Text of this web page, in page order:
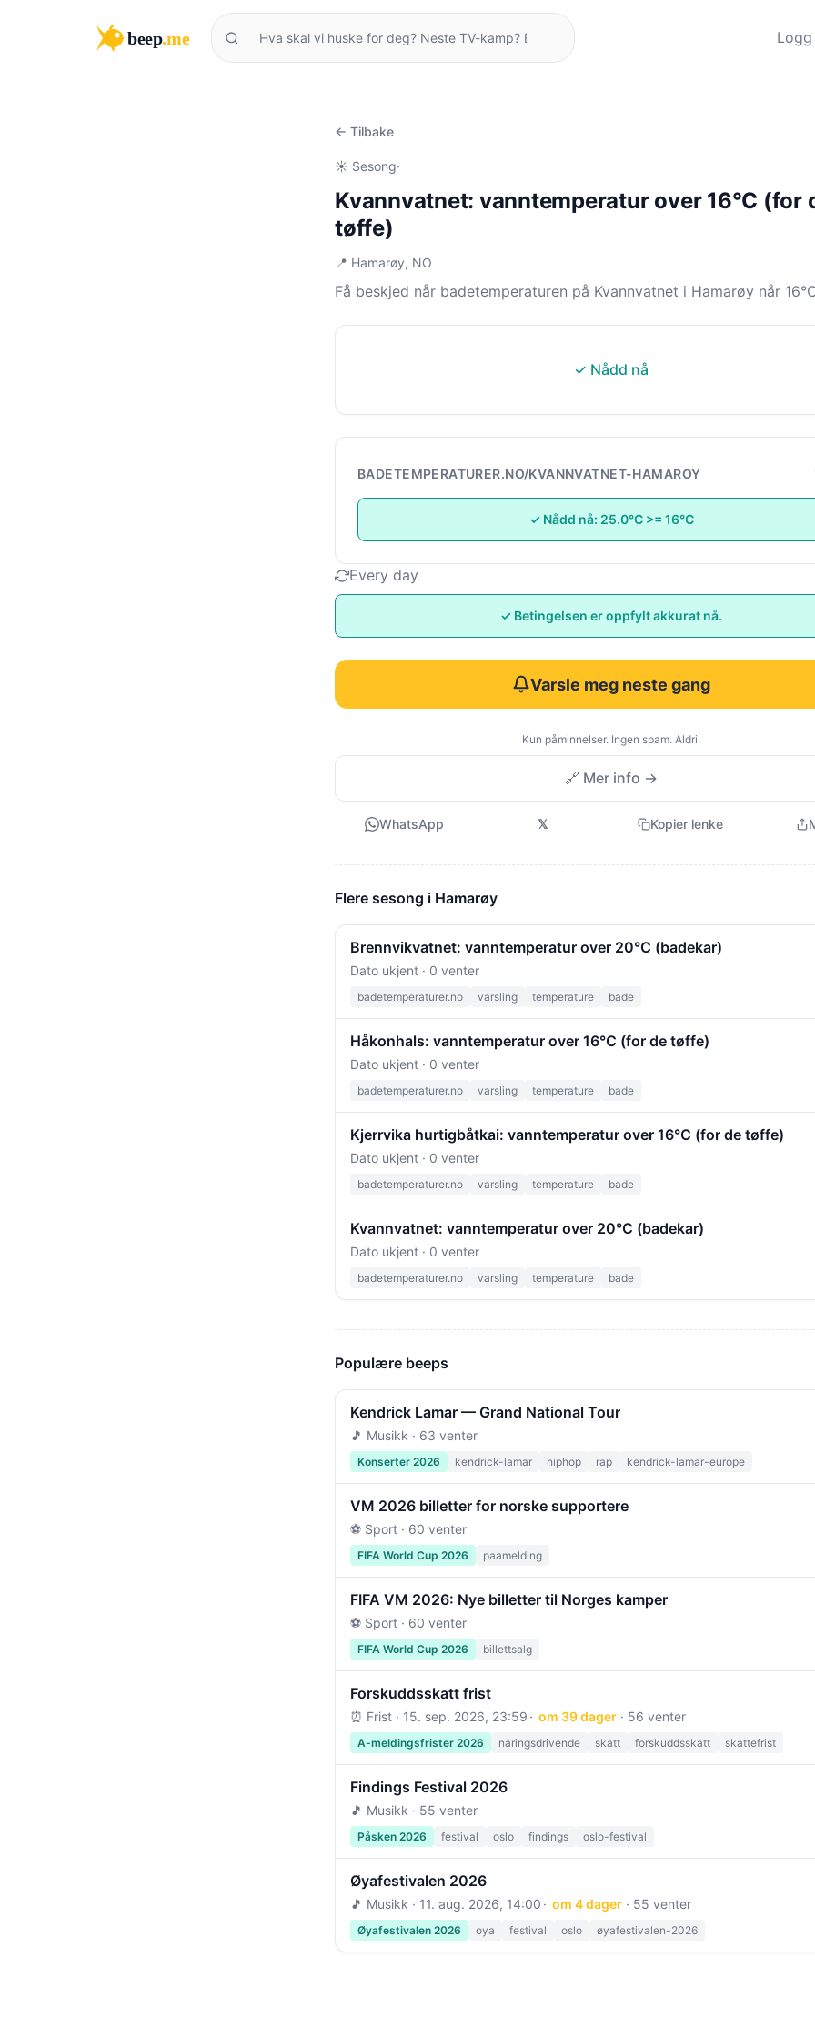
beep.me
← Tilbake
☀️ Sesong·
Kvannvatnet: vanntemperatur over 16°C (for
tøffe)
📍 Hamarøy, NO
Få beskjed når badetemperaturen på Kvannvatnet i Hamarøy når
✓ Nådd nå
BADETEMPERATURER.NO/KVANNVATNET-HAMAROY
✓ Nådd nå: 25.0°C >= 16°C
Every day
✓ Betingelsen er oppfylt akkurat nå.
Varsle meg neste gang
Kun påminnelser. Ingen spam. Aldri.
🔗 Mer info →
WhatsApp 𝕏 Kopier lenke
Flere sesong i Hamarøy
Brennvikvatnet: vanntemperatur over 20°C (badekar)
Dato ukjent · 0 venter
badetemperaturer.no varsling temperature bade
Håkonhals: vanntemperatur over 16°C (for de tøffe)
Dato ukjent · 0 venter
badetemperaturer.no varsling temperature bade
Kjerrvika hurtigbåtkai: vanntemperatur over 16°C (for de tøffe)
Dato ukjent · 0 venter
badetemperaturer.no varsling temperature bade
Kvannvatnet: vanntemperatur over 20°C (badekar)
Dato ukjent · 0 venter
badetemperaturer.no varsling temperature bade
Populære beeps
Kendrick Lamar — Grand National Tour
🎵 Musikk · 63 venter
Konserter 2026 kendrick-lamar hiphop rap kendrick-lamar-europe
VM 2026 billetter for norske supportere
⚽ Sport · 60 venter
FIFA World Cup 2026 paamelding
FIFA VM 2026: Nye billetter til Norges kamper
⚽ Sport · 60 venter
FIFA World Cup 2026 billettsalg
Forskuddsskatt frist
⏰ Frist · 15. sep. 2026, 23:59 om 39 dager· 56 venter
A-meldingsfrister 2026 naringsdrivende skatt forskuddsskatt skattefrist
Findings Festival 2026
🎵 Musikk · 55 venter
Påsken 2026 festival oslo findings oslo-festival
Øyafestivalen 2026
🎵 Musikk · 11. aug. 2026, 14:00 om 4 dager· 55 venter
Øyafestivalen 2026 oya festival oslo øyafestivalen-2026